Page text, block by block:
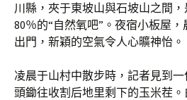
川縣，夾于東坡山與石坡山之間
80％的“自然氧吧”。夜宿小板屋
出門，新穎的空氣令人心曠神怡。
凌晨于山村中散步時，記者見到
頭鋤往收割后地里剩下的玉米茬